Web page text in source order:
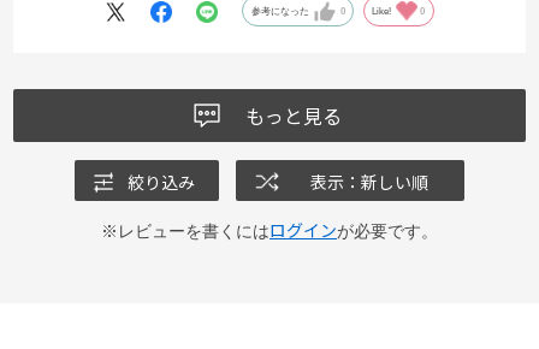
参考になった 0 Like! 0
もっと見る
絞り込み 表示：新しい順
※レビューを書くにはログインが必要です。